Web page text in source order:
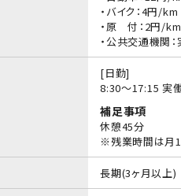
・バイク：4円/km
・原 付：2円/km
・公共交通機関
[日勤]
8:30〜17:15 実
補足事項
休憩45分
※残業時間は月
長期(3ヶ月以上)